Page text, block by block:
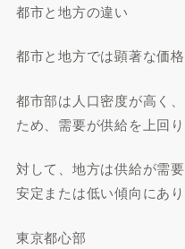
都市と地方の違い
都市と地方では顕著な価格
都市部は人口密度が高く
ため、需要が供給を上回り
対して、地方は供給が需
安定または低い傾向にあり
東京都心部